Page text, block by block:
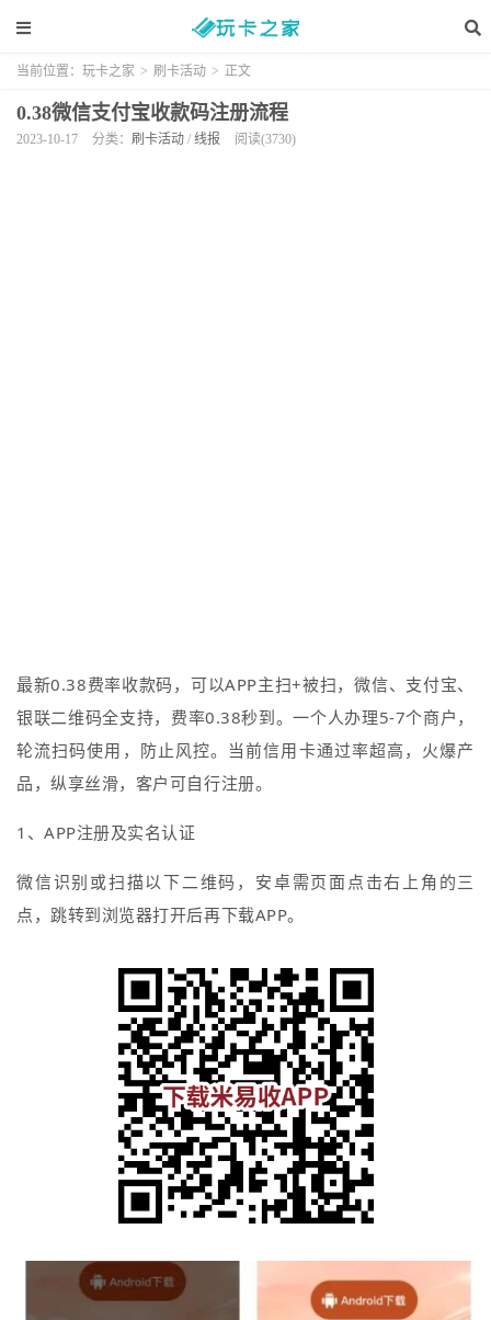
当前位置： 玩卡之家 > 刷卡活动 > 正文
0.38微信支付宝收款码注册流程
2023-10-17 分类： 刷卡活动 / 线报 阅读(3730)
最新0.38费率收款码，可以APP主扫+被扫，微信、支‬付宝、
银联二维码‮支全‬持，费率0.38秒到。一个人办理5-7个商户，
轮流扫码使用，防止风控。当前信用卡通过率超高，火爆产
品，纵享丝滑，客户可自行注册。
1、APP注册及实名认证
微信识别或扫描以下二维码，安卓需页面点击右上角的三
点，跳转到浏览器打开后再下载APP。